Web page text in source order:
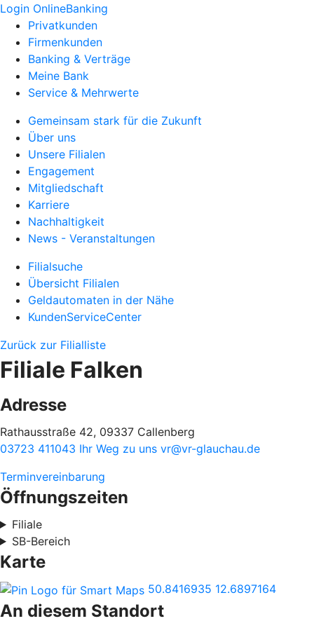
Login OnlineBanking
Privatkunden
Firmenkunden
Banking & Verträge
Meine Bank
Service & Mehrwerte
Gemeinsam stark für die Zukunft
Über uns
Unsere Filialen
Engagement
Mitgliedschaft
Karriere
Nachhaltigkeit
News - Veranstaltungen
Filialsuche
Übersicht Filialen
Geldautomaten in der Nähe
KundenServiceCenter
Zurück zur Filialliste
Filiale Falken
Adresse
Rathausstraße 42, 09337 Callenberg
03723 411043 Ihr Weg zu uns vr@vr-glauchau.de
Terminvereinbarung
Öffnungszeiten
Filiale
SB-Bereich
Karte
50.8416935 12.6897164
An diesem Standort